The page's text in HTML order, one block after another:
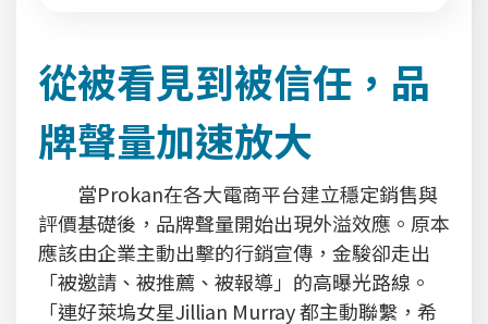
從被看見到被信任，品
牌聲量加速放大
當Prokan在各大電商平台建立穩定銷售與
評價基礎後，品牌聲量開始出現外溢效應。原本
應該由企業主動出擊的行銷宣傳，金駿卻走出
「被邀請、被推薦、被報導」的高曝光路線。
「連好萊塢女星Jillian Murray 都主動聯繫，希